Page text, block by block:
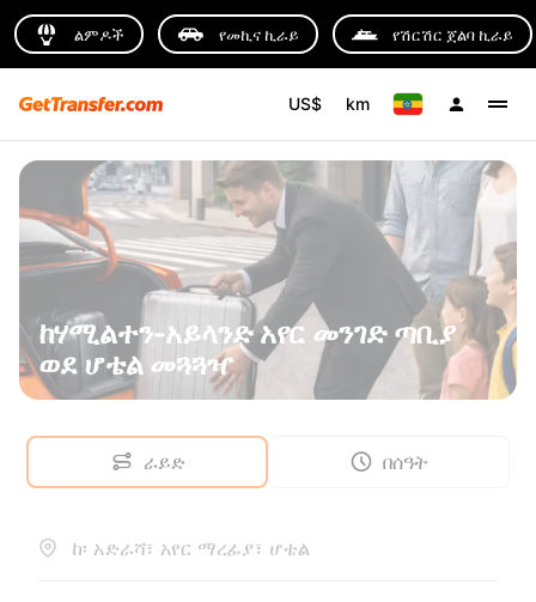
ልምዶች የመኪና ኪራይ የሽርሽር ጀልባ ኪራይ
US$ km
ከሃሚልተን-አይላንድ አየር መንገድ ጣቢያ
ወደ ሆቴል መጓጓዣ
ራይድ በሰዓት
ከ፡ አድራሻ፣ አየር ማረፊያ፣ ሆቴል